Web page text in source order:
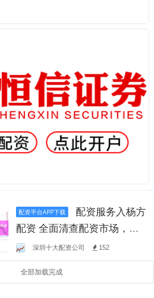
配资平台APP下载
配资 全面清查配资市场，规
范金融秩序，防范系统性风
险
深圳十大配资公司 152
全部加载完成